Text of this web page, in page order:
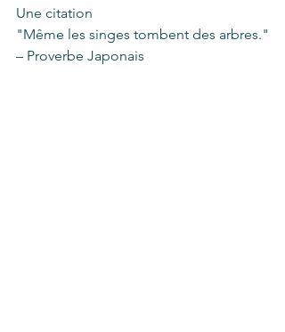
Une citation
"Même les singes tombent des arbres."
– Proverbe Japonais